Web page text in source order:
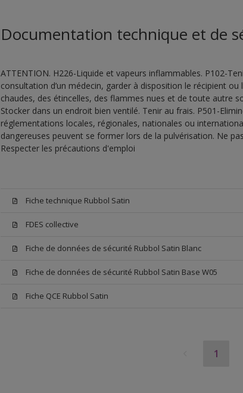
Documentation technique et de
ATTENTION. H226-Liquide et vapeurs inflammables. P102-
consultation d’un médecin, garder à disposition le récipient ou
chaudes, des étincelles, des flammes nues et de toute autre
Stocker dans un endroit bien ventilé. Tenir au frais. P501-
réglementations locales, régionales, nationales ou
dangereuses peuvent se former lors de la pulvérisation. Ne
Respecter les précautions d'emploi
Fiche technique Rubbol Satin
FDES collective
Fiche de données de sécurité Rubbol Satin Blanc
Fiche de données de sécurité Rubbol Satin Base W05
Fiche QCE Rubbol Satin
1